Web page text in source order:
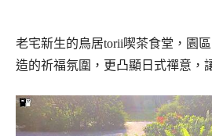
老宅新生的鳥居torii喫茶食堂，園
造的祈福氛圍，更凸顯日式禪意，